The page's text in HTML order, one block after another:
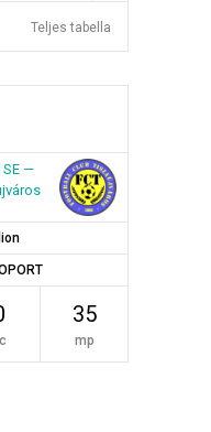
Teljes tabella
—
35
mp